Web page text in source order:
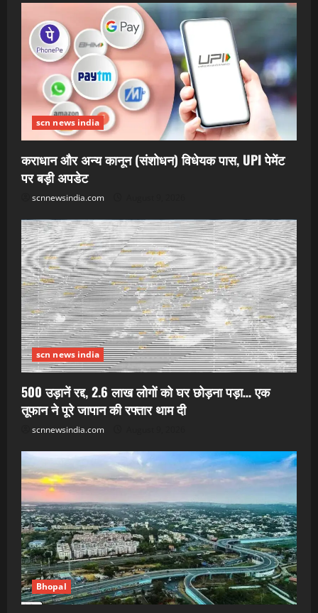
scn news india
कराधान और अन्य कानून (संशोधन) विधेयक पास, UPI पेमेंट
पर बड़ी अपडेट
scnnewsindia.com
scn news india
500 उड़ानें रद्द, 2.6 लाख लोगों को घर छोड़ना पड़ा… एक
तूफान ने पूरे जापान की रफ्तार थाम दी
scnnewsindia.com
Bhopal